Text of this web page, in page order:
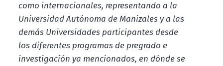
como internacionales, representando a la
Universidad Autónoma de Manizales y a las
demás Universidades participantes desde
los diferentes programas de pregrado e
investigación ya mencionados, en dónde se